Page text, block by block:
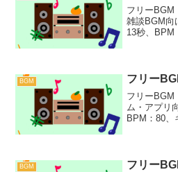
フリーBGM
雑談BGM向
13秒、BPM
ピアノ｜満
た！勉強中
秘的なシー
BGM フリー
フリーBGM
ム・アプリ
BPM：80、
ンタジー｜
た、ファン
ールやゲー
BGM フリー